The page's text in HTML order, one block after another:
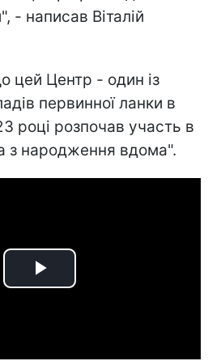
- написав Віталій
цей Центр - один із
первинної ланки в
році розпочав участь в
з народження вдома".
Play